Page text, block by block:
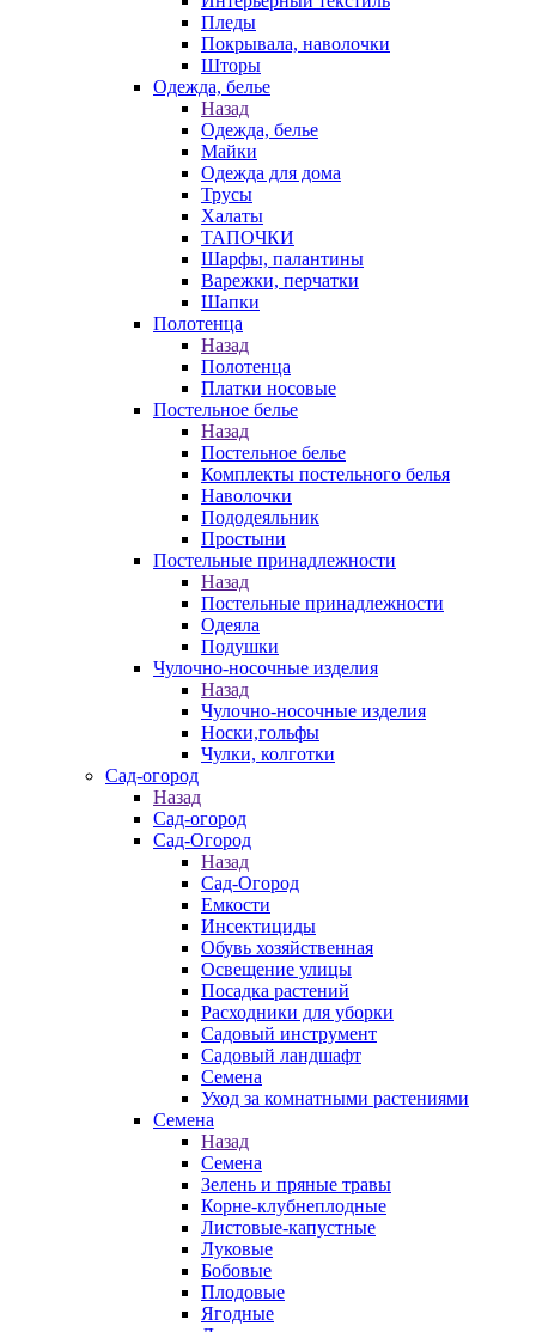
Пледы
Покрывала, наволочки
Шторы
Одежда, белье
Назад
Одежда, белье
Майки
Одежда для дома
Трусы
Халаты
ТАПОЧКИ
Шарфы, палантины
Варежки, перчатки
Шапки
Полотенца
Назад
Полотенца
Платки носовые
Постельное белье
Назад
Постельное белье
Комплекты постельного белья
Наволочки
Пододеяльник
Простыни
Постельные принадлежности
Назад
Постельные принадлежности
Одеяла
Подушки
Чулочно-носочные изделия
Назад
Чулочно-носочные изделия
Носки,гольфы
Чулки, колготки
Сад-огород
Назад
Сад-огород
Сад-Огород
Назад
Сад-Огород
Емкости
Инсектициды
Обувь хозяйственная
Освещение улицы
Посадка растений
Расходники для уборки
Садовый инструмент
Садовый ландшафт
Семена
Уход за комнатными растениями
Семена
Назад
Семена
Зелень и пряные травы
Корне-клубнеплодные
Листовые-капустные
Луковые
Бобовые
Плодовые
Ягодные